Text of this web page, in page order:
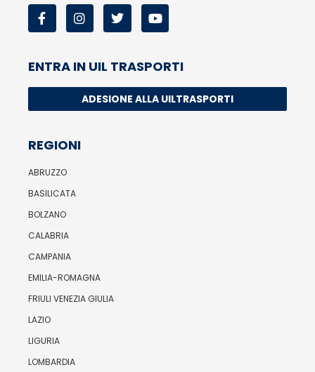
ENTRA IN UIL TRASPORTI
ADESIONE ALLA UILTRASPORTI
REGIONI
ABRUZZO
BASILICATA
BOLZANO
CALABRIA
CAMPANIA
EMILIA-ROMAGNA
FRIULI VENEZIA GIULIA
LAZIO
LIGURIA
LOMBARDIA